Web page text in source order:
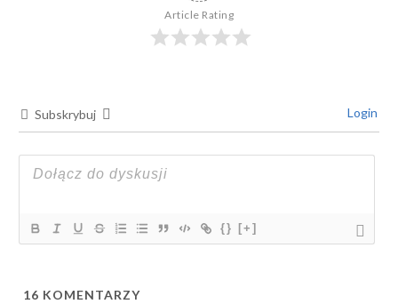
Article Rating
Subskrybuj Login
{} [+]
16 KOMENTARZY